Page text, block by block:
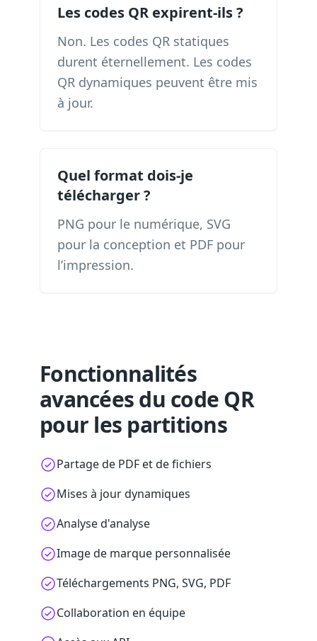
Les codes QR expirent-ils ?
Non. Les codes QR statiques
durent éternellement. Les codes
QR dynamiques peuvent être mis
à jour.
Quel format dois-je
télécharger ?
PNG pour le numérique, SVG
pour la conception et PDF pour
l’impression.
Fonctionnalités
avancées du code QR
pour les partitions
Partage de PDF et de fichiers
Mises à jour dynamiques
Analyse d'analyse
Image de marque personnalisée
Téléchargements PNG, SVG, PDF
Collaboration en équipe